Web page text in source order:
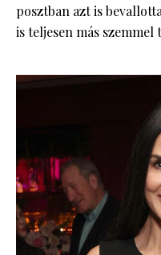
posztban azt is
is teljesen más szemmel